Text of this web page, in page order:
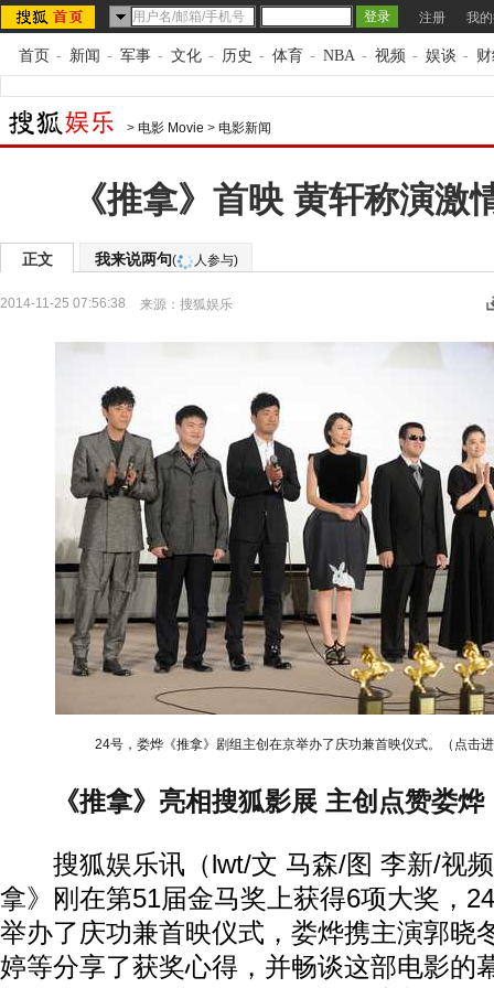
注册 我
首页 - 新闻 - 军事 - 文化 - 历史 - 体育 - NBA - 视频 - 娱谈 -
> 电影 Movie > 电影新闻
《推拿》首映 黄轩称演激
正文 我来说两句( 人参与)
2014-11-25 07:56:38 来源： 搜狐娱乐
24号，娄烨《推拿》剧组主创在京举办了庆功兼首映仪式。（点击
《推拿》亮相搜狐影展 主创点赞娄
搜狐娱乐讯（lwt/文 马森/图 李新/视频
拿》刚在第51届金马奖上获得6项大奖，
举办了庆功兼首映仪式，娄烨携主演郭晓
婷等分享了获奖心得，并畅谈这部电影的